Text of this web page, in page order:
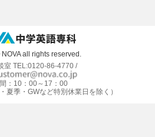
all rights reserved.
室 TEL:0120-86-4770 /
：10：00～17：00
夏季・GWなど特別休業日を除く）